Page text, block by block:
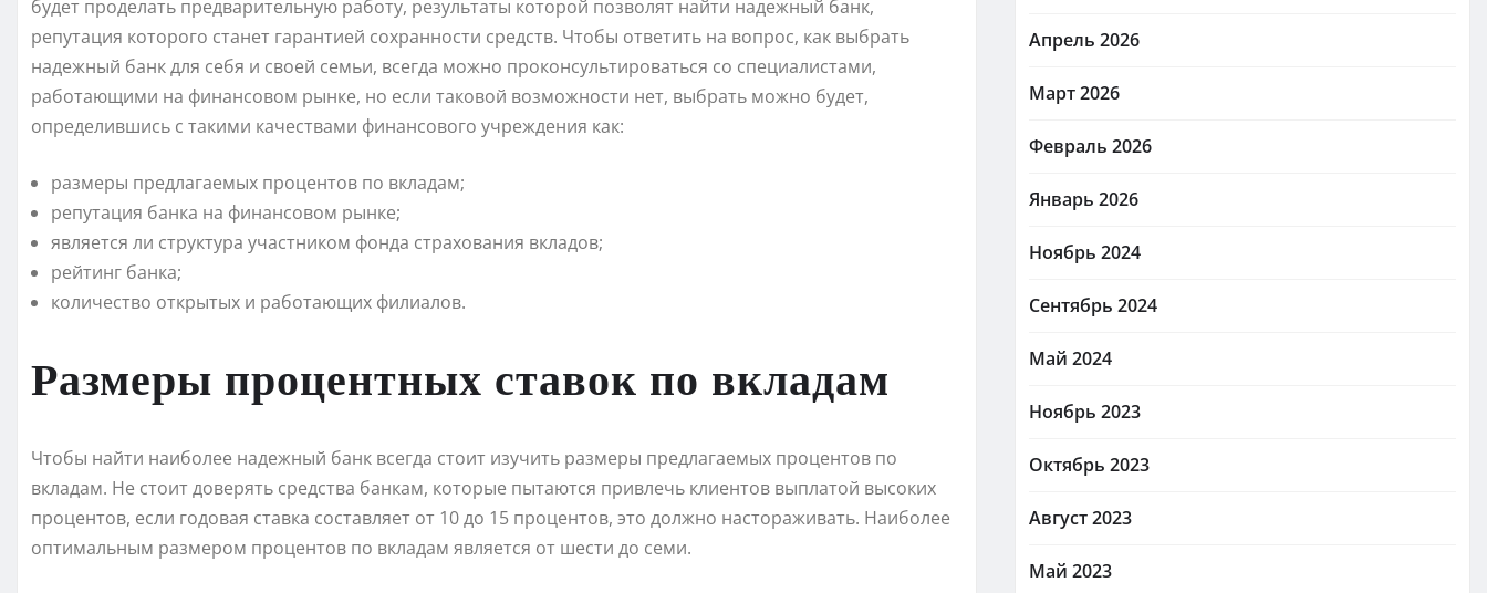
будет проделать предварительную работу, результаты которой позволят найти надежный банк,
репутация которого станет гарантией сохранности средств. Чтобы ответить на вопрос, как выбрать
надежный банк для себя и своей семьи, всегда можно проконсультироваться со специалистами,
работающими на финансовом рынке, но если таковой возможности нет, выбрать можно будет,
определившись с такими качествами финансового учреждения как:
размеры предлагаемых процентов по вкладам;
репутация банка на финансовом рынке;
является ли структура участником фонда страхования вкладов;
рейтинг банка;
количество открытых и работающих филиалов.
Размеры процентных ставок по вкладам
Чтобы найти наиболее надежный банк всегда стоит изучить размеры предлагаемых процентов по
вкладам. Не стоит доверять средства банкам, которые пытаются привлечь клиентов выплатой высоких
процентов, если годовая ставка составляет от 10 до 15 процентов, это должно настораживать. Наиболее
оптимальным размером процентов по вкладам является от шести до семи.
Апрель 2026
Март 2026
Февраль 2026
Январь 2026
Ноябрь 2024
Сентябрь 2024
Май 2024
Ноябрь 2023
Октябрь 2023
Август 2023
Май 2023